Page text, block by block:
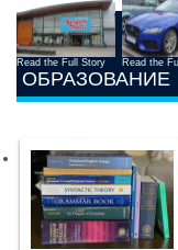
Read the Full Story Read the
ОБРАЗОВАНИЕ